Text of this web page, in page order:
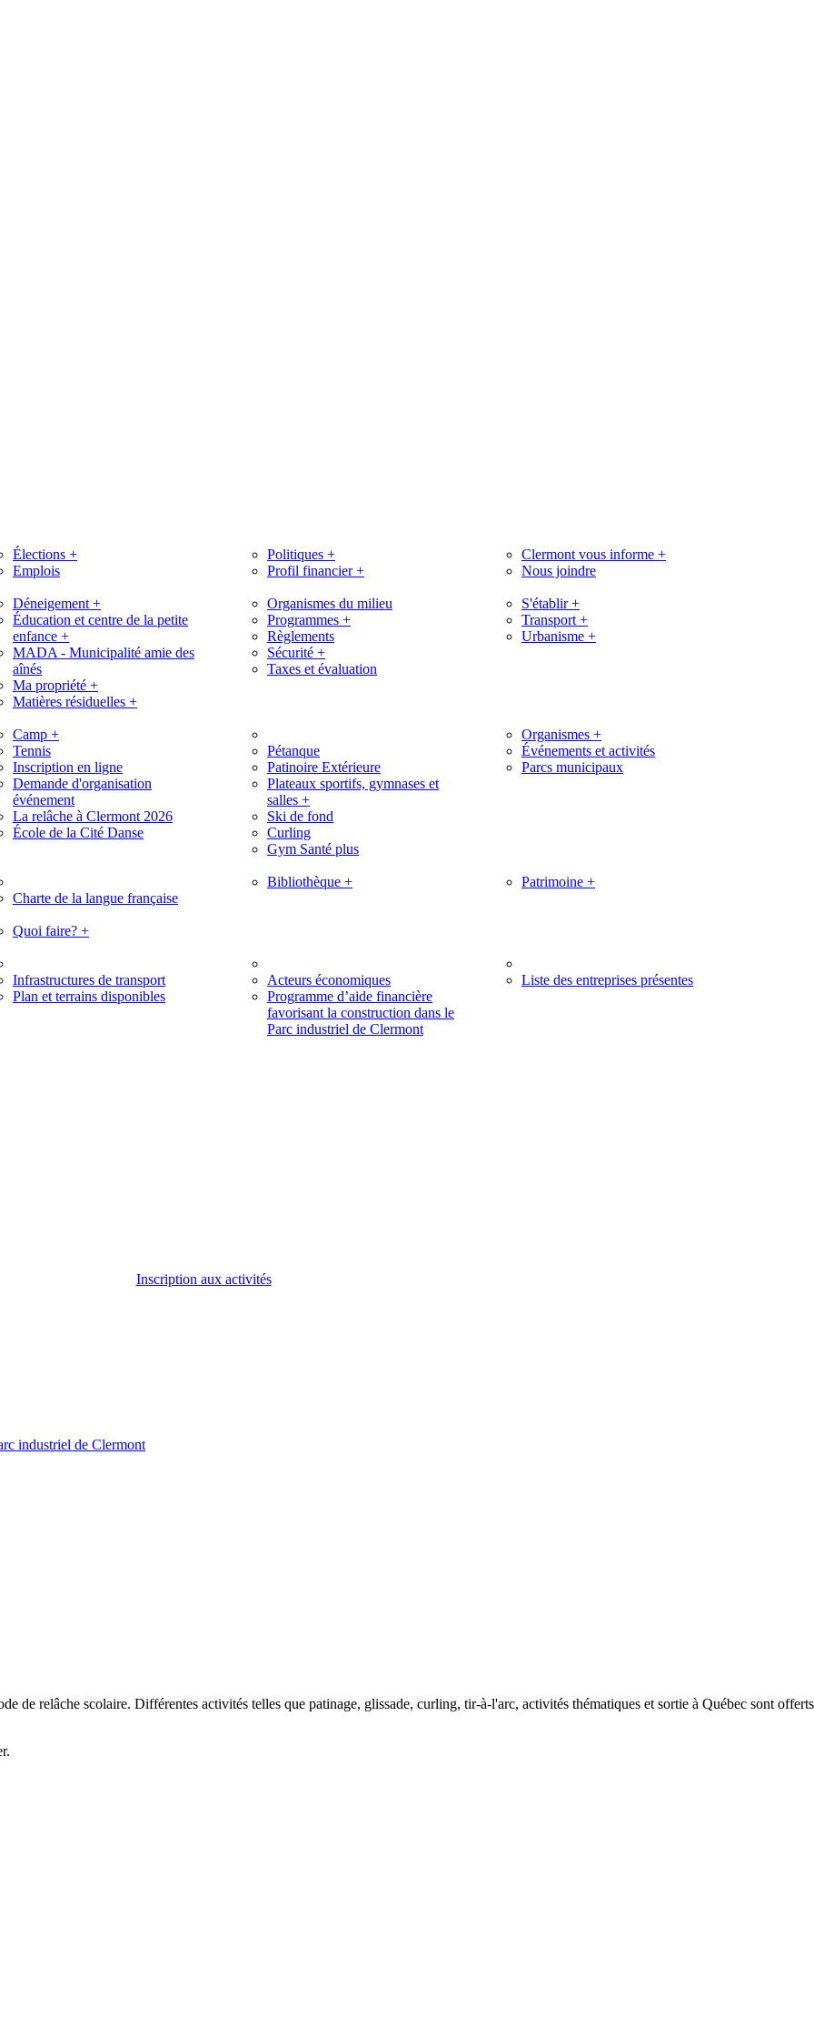
industriel de Clermont
Élections +
Emplois
Politiques +
Profil financier+
Clermont vous informe +
Nous joindre
Déneigement +
Éducation et centre de la petite
enfance +
MADA - Municipalité amie des
aînés
Ma propriété +
Matières résiduelles +
Organismes du milieu
Programmes +
Règlements
Sécurité +
Taxes et évaluation
S'établir+
Transport +
Urbanisme +
Camp +
Tennis
Inscription en ligne
Demande d'organisation
événement
La relâche à Clermont 2026
École de la Cité Danse
Pétanque
Patinoire Extérieure
Plateaux sportifs, gymnases et
salles +
Ski de fond
Curling
Gym Santé plus
Organismes +
Événements et activités
Parcs municipaux
Charte de la langue française
Bibliothèque + Patrimoine +
Quoi faire? +
Infrastructures de transport
Plan et terrains disponibles
Acteurs économiques
Programme d’aide financière
favorisant la construction dans le
Parc industriel de Clermont
Liste des entreprises présentes
Inscription aux activités
de relâche scolaire. Différentes activités telles que patinage, glissade, curling, tir-à-l'arc, activités thématiques et sortie à Québec sont offerts